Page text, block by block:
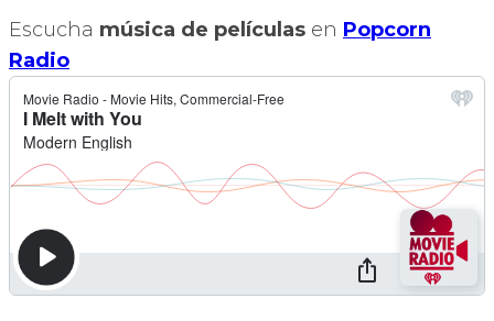
Escucha música de películas en Popcorn
Radio